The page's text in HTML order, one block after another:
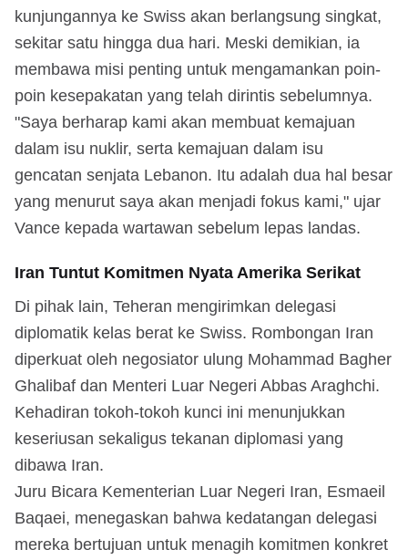
kunjungannya ke Swiss akan berlangsung singkat,
sekitar satu hingga dua hari. Meski demikian, ia
membawa misi penting untuk mengamankan poin-
poin kesepakatan yang telah dirintis sebelumnya.
"Saya berharap kami akan membuat kemajuan
dalam isu nuklir, serta kemajuan dalam isu
gencatan senjata Lebanon. Itu adalah dua hal besar
yang menurut saya akan menjadi fokus kami," ujar
Vance kepada wartawan sebelum lepas landas.
Iran Tuntut Komitmen Nyata Amerika Serikat
Di pihak lain, Teheran mengirimkan delegasi
diplomatik kelas berat ke Swiss. Rombongan Iran
diperkuat oleh negosiator ulung Mohammad Bagher
Ghalibaf dan Menteri Luar Negeri Abbas Araghchi.
Kehadiran tokoh-tokoh kunci ini menunjukkan
keseriusan sekaligus tekanan diplomasi yang
dibawa Iran.
Juru Bicara Kementerian Luar Negeri Iran, Esmaeil
Baqaei, menegaskan bahwa kedatangan delegasi
mereka bertujuan untuk menagih komitmen konkret